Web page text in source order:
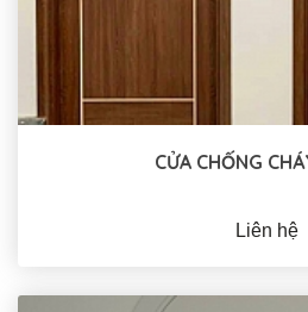
CỬA CHỐNG
Liên hệ